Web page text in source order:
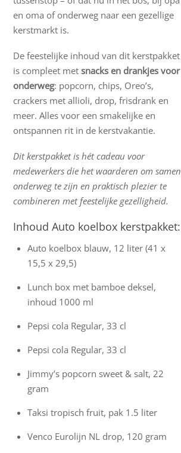
en oma of onderweg naar een gezellige
kerstmarkt is.
De feestelijke inhoud van dit kerstpakket
is compleet metsnacks en drankjes voor
onderweg: popcorn, chips, Oreo’s,
crackers met allioli, drop, frisdrank en
meer. Alles voor een smakelijke en
ontspannen rit in de kerstvakantie.
Dit kerstpakket is hét cadeau voor
medewerkers die het waarderen om samen
onderweg te zijn en praktisch plezier te
combineren met feestelijke gezelligheid.
Inhoud Auto koelbox kerstpakket:
Auto koelbox blauw, 12 liter (41 x
15,5 x 29,5)
Lunch box met bamboe deksel,
inhoud 1000 ml
Pepsi cola Regular, 33 cl
Pepsi cola Regular, 33 cl
Jimmy’s popcorn sweet & salt, 22
gram
Taksi tropisch fruit, pak 1.5 liter
Venco Eurolijn NL drop, 120 gram